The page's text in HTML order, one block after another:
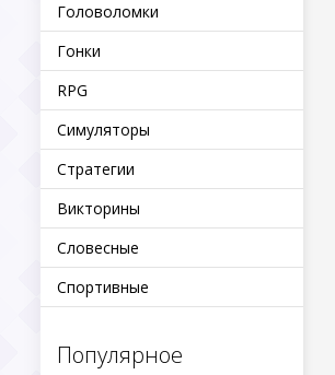
Головоломки
Гонки
RPG
Симуляторы
Стратегии
Викторины
Словесные
Спортивные
Популярное